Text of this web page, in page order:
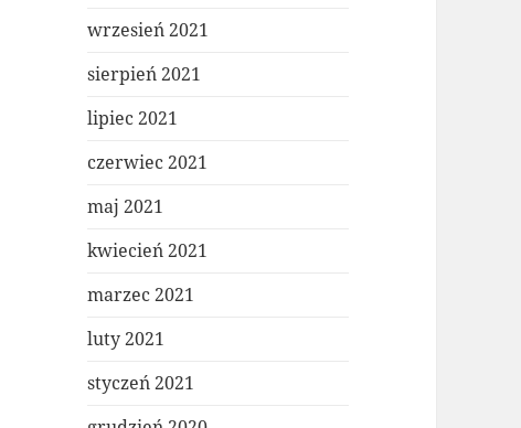
wrzesień 2021
sierpień 2021
lipiec 2021
czerwiec 2021
maj 2021
kwiecień 2021
marzec 2021
luty 2021
styczeń 2021